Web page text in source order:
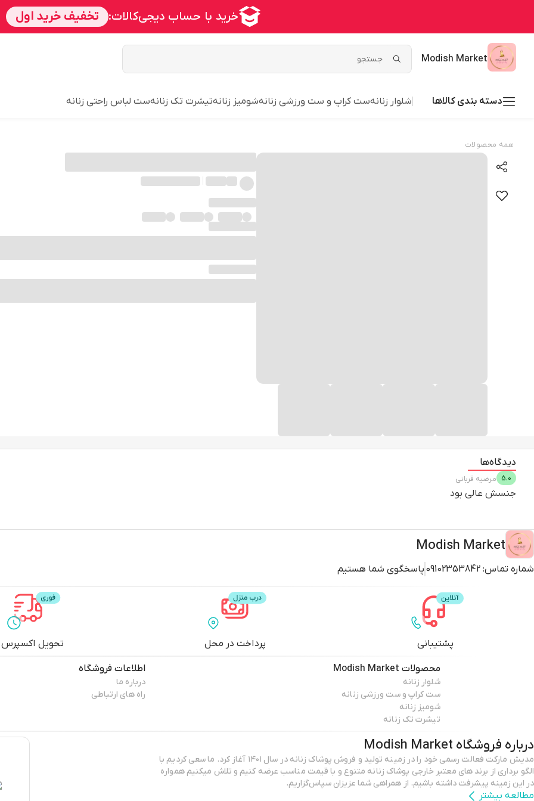
Modish Market
دسته بندی کالاها شلوار زنانهست کراپ و ست ورزشی زنانهشومیز زنانهتیشرت تک زنانهست لباس راحتی زنانه
همه محصولات
دیدگاه‌ها
5.0 مرضیه قربانی
جنسش عالی بود
Modish Market
شماره تماس: 09102353842 پاسخگوی شما هستیم
پشتیبانی پرداخت در محل تحویل اکسپرس
محصولات Modish Market
شلوار زنانه
ست کراپ و ست ورزشی زنانه
شومیز زنانه
تیشرت تک زنانه
اطلاعات فروشگاه
درباره ما
راه های ارتباطی
درباره فروشگاه Modish Market
مدیش مارکت فعالت رسمی خود را در زمینه تولید و فروش پوشاک زنانه در سال ۱۴۰۱ آغاز کرد. ما سعی کردیم با
الگو برداری از برند های معتبر خارجی پوشاک زنانه متنوع و با قیمت مناسب عرضه کنیم و تلاش میکنیم همواره
در این زمینه پیشرفت داشته باشیم. از همراهی شما عزیزان سپاس‌گزاریم.
مطالعه بیشتر